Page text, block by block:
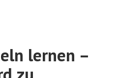
lernen –